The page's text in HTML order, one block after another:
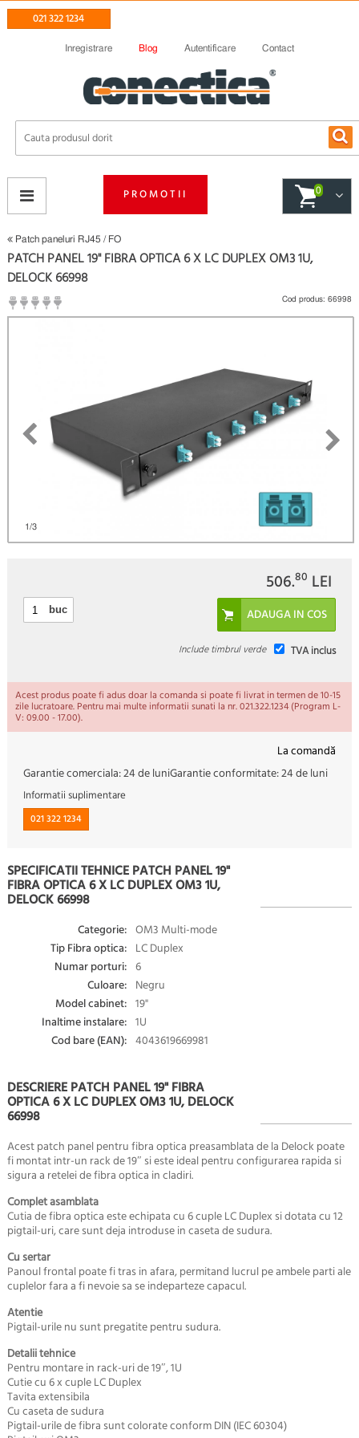
021 322 1234
Inregistrare Blog Autentificare Contact
PROMOTII 0
Patch paneluri RJ45 / FO
1/3
PATCH PANEL 19" FIBRA OPTICA 6 X LC DUPLEX OM3 1U,
DELOCK 66998
(
Cod produs: 66998
506.80 LEI
buc
TVA inclus
Include timbrul verde
Acest produs poate fi adus doar la comanda si poate fi livrat in termen de 10-15
zile lucratoare. Pentru mai multe informatii sunati la nr. 021.322.1234 (Program L-
V: 09.00 - 17.00).
La comandă
Garantie comerciala:24 de luniGarantie conformitate:24 de luni
Informatii suplimentare
021 322 1234
SPECIFICATII TEHNICE PATCH PANEL 19"
FIBRA OPTICA 6 X LC DUPLEX OM3 1U,
DELOCK 66998
Categorie: OM3 Multi-mode
Tip Fibra optica: LC Duplex
Numar porturi: 6
Culoare: Negru
Model cabinet: 19"
Inaltime instalare: 1U
Cod bare (EAN): 4043619669981
DESCRIERE PATCH PANEL 19" FIBRA
OPTICA 6 X LC DUPLEX OM3 1U, DELOCK
66998
Acest patch panel pentru fibra optica preasamblata de la Delock poate
fi montat intr-un rack de 19″ si este ideal pentru configurarea rapida si
sigura a retelei de fibra optica in cladiri.
Complet asamblata
Cutia de fibra optica este echipata cu 6 cuple LC Duplex si dotata cu 12
pigtail-uri, care sunt deja introduse in caseta de sudura.
Cu sertar
Panoul frontal poate fi tras in afara, permitand lucrul pe ambele parti ale
cuplelor fara a fi nevoie sa se indeparteze capacul.
Atentie
Pigtail-urile nu sunt pregatite pentru sudura.
Detalii tehnice
Pentru montare in rack-uri de 19″, 1U
Cutie cu 6 x cuple LC Duplex
Tavita extensibila
Cu caseta de sudura
Pigtail-urile de fibra sunt colorate conform DIN (IEC 60304)